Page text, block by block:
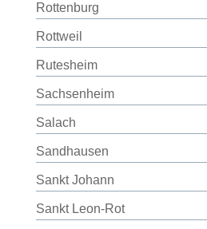
Rottenburg
Rottweil
Rutesheim
Sachsenheim
Salach
Sandhausen
Sankt Johann
Sankt Leon-Rot